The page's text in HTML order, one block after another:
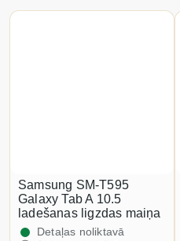
Samsung SM-T595
Galaxy Tab A 10.5
ladešanas ligzdas maiņa
Detaļas noliktavā